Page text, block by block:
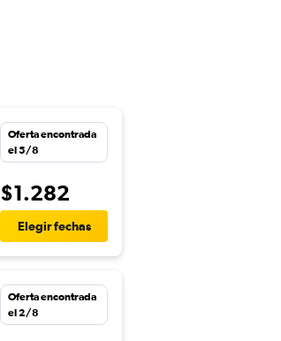
Oferta encontrada
el 5/8
$1.282
Elegir fechas
Oferta encontrada
el 2/8